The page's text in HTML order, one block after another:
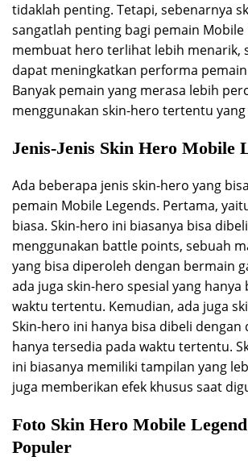
tidaklah penting. Tetapi, sebenarnya
sangatlah penting bagi pemain Mobile
membuat hero terlihat lebih menarik,
dapat meningkatkan performa
Banyak pemain yang merasa lebih
menggunakan skin-hero tertentu yang
Jenis-Jenis Skin Hero Mobile
Ada beberapa jenis skin-hero yang
pemain Mobile Legends. Pertama,
biasa. Skin-hero ini biasanya bisa
menggunakan battle points, sebuah
yang bisa diperoleh dengan bermain
ada juga skin-hero spesial yang hanya
waktu tertentu. Kemudian, ada juga
Skin-hero ini hanya bisa dibeli dengan
hanya tersedia pada waktu tertentu.
ini biasanya memiliki tampilan yang
juga memberikan efek khusus saat
Foto Skin Hero Mobile
Populer